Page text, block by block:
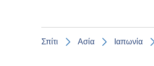
Σπίτι Ασία Ιαπωνία